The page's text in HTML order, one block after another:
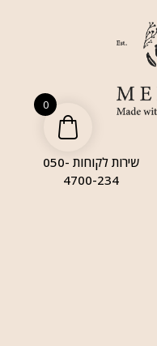
שירות לקוחות 050-
4700-234
0